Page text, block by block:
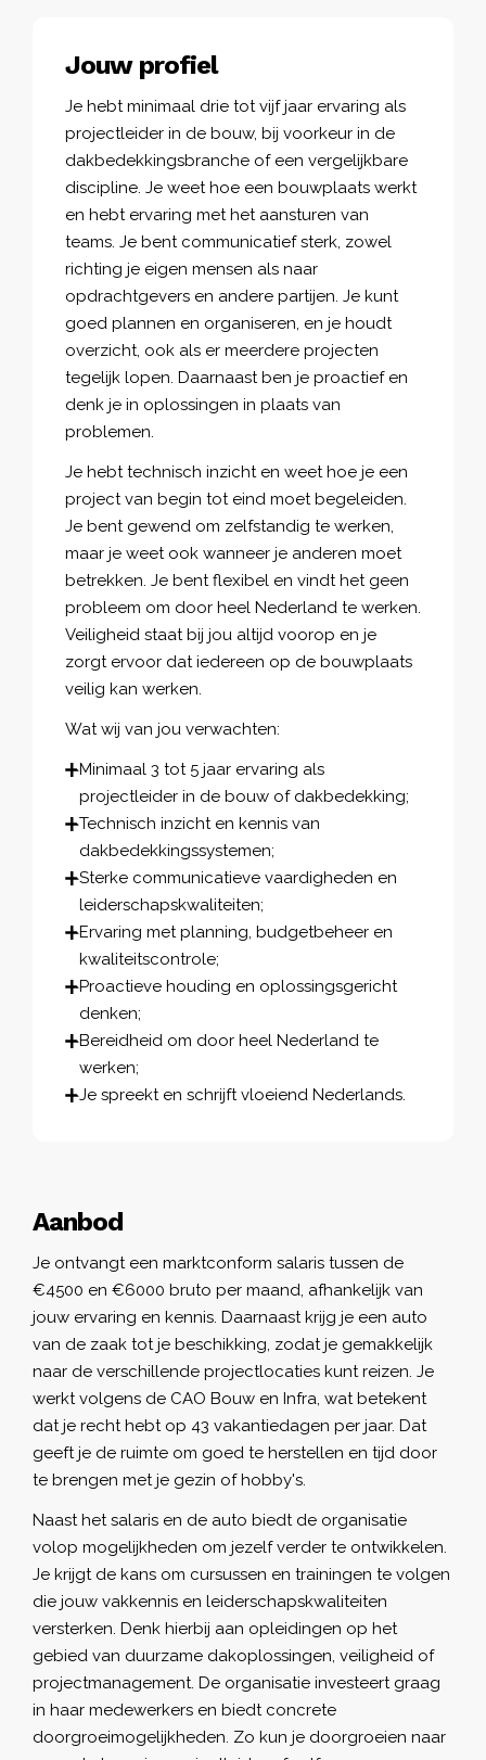
Aanbod
Je ontvangt een marktconform salaris tussen de
€4500 en €6000 bruto per maand, afhankelijk van
jouw ervaring en kennis. Daarnaast krijg je een auto
van de zaak tot je beschikking, zodat je gemakkelijk
naar de verschillende projectlocaties kunt reizen. Je
werkt volgens de CAO Bouw en Infra, wat betekent
dat je recht hebt op 43 vakantiedagen per jaar. Dat
geeft je de ruimte om goed te herstellen en tijd door
te brengen met je gezin of hobby's.
Naast het salaris en de auto biedt de organisatie
volop mogelijkheden om jezelf verder te ontwikkelen.
Je krijgt de kans om cursussen en trainingen te volgen
die jouw vakkennis en leiderschapskwaliteiten
versterken. Denk hierbij aan opleidingen op het
gebied van duurzame dakoplossingen, veiligheid of
projectmanagement. De organisatie investeert graag
in haar medewerkers en biedt concrete
doorgroeimogelijkheden. Zo kun je doorgroeien naar
Jouw profiel
Je hebt minimaal drie tot vijf jaar ervaring als
projectleider in de bouw, bij voorkeur in de
dakbedekkingsbranche of een vergelijkbare
discipline. Je weet hoe een bouwplaats werkt
en hebt ervaring met het aansturen van
teams. Je bent communicatief sterk, zowel
richting je eigen mensen als naar
opdrachtgevers en andere partijen. Je kunt
goed plannen en organiseren, en je houdt
overzicht, ook als er meerdere projecten
tegelijk lopen. Daarnaast ben je proactief en
denk je in oplossingen in plaats van
problemen.
Je hebt technisch inzicht en weet hoe je een
project van begin tot eind moet begeleiden.
Je bent gewend om zelfstandig te werken,
maar je weet ook wanneer je anderen moet
betrekken. Je bent flexibel en vindt het geen
probleem om door heel Nederland te werken.
Veiligheid staat bij jou altijd voorop en je
zorgt ervoor dat iedereen op de bouwplaats
veilig kan werken.
Wat wij van jou verwachten:
Minimaal 3 tot 5 jaar ervaring als
projectleider in de bouw of dakbedekking;
Technisch inzicht en kennis van
dakbedekkingssystemen;
Sterke communicatieve vaardigheden en
leiderschapskwaliteiten;
Ervaring met planning, budgetbeheer en
kwaliteitscontrole;
Proactieve houding en oplossingsgericht
denken;
Bereidheid om door heel Nederland te
werken;
Je spreekt en schrijft vloeiend Nederlands.